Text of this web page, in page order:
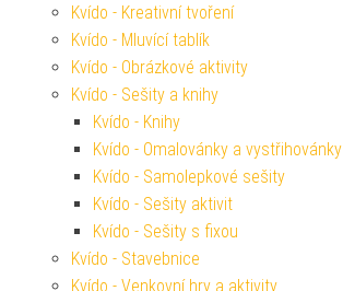
Kvído - Kreativní tvoření
Kvído - Mluvící tablík
Kvído - Obrázkové aktivity
Kvído - Sešity a knihy
Kvído - Knihy
Kvído - Omalovánky a vystřihovánky
Kvído - Samolepkové sešity
Kvído - Sešity aktivit
Kvído - Sešity s fixou
Kvído - Stavebnice
Kvído - Venkovní hry a aktivity